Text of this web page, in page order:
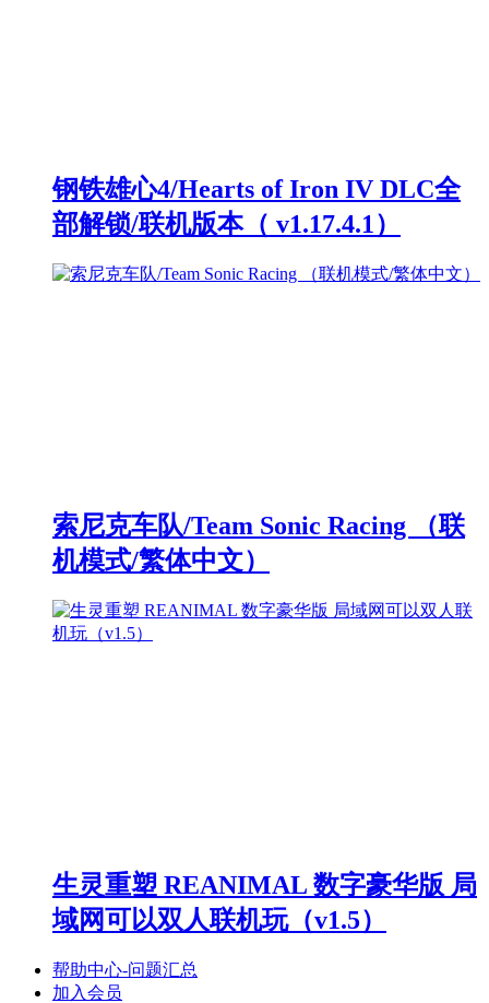
钢铁雄心4/Hearts of Iron IV DLC全
部解锁/联机版本（ v1.17.4.1）
索尼克车队/Team Sonic Racing （联
机模式/繁体中文）
生灵重塑 REANIMAL 数字豪华版 局
域网可以双人联机玩（v1.5）
帮助中心-问题汇总
加入会员